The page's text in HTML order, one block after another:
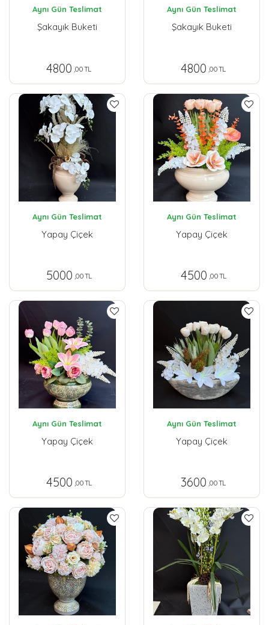
Aynı Gün Teslimat
Şakayık Buketi
4800 ,00 TL
Aynı Gün Teslimat
Şakayık Buketi
4800 ,00 TL
Aynı Gün Teslimat
Yapay Çiçek
5000 ,00 TL
Aynı Gün Teslimat
Yapay Çiçek
4500 ,00 TL
Aynı Gün Teslimat
Yapay Çiçek
4500 ,00 TL
Aynı Gün Teslimat
Yapay Çiçek
3600 ,00 TL